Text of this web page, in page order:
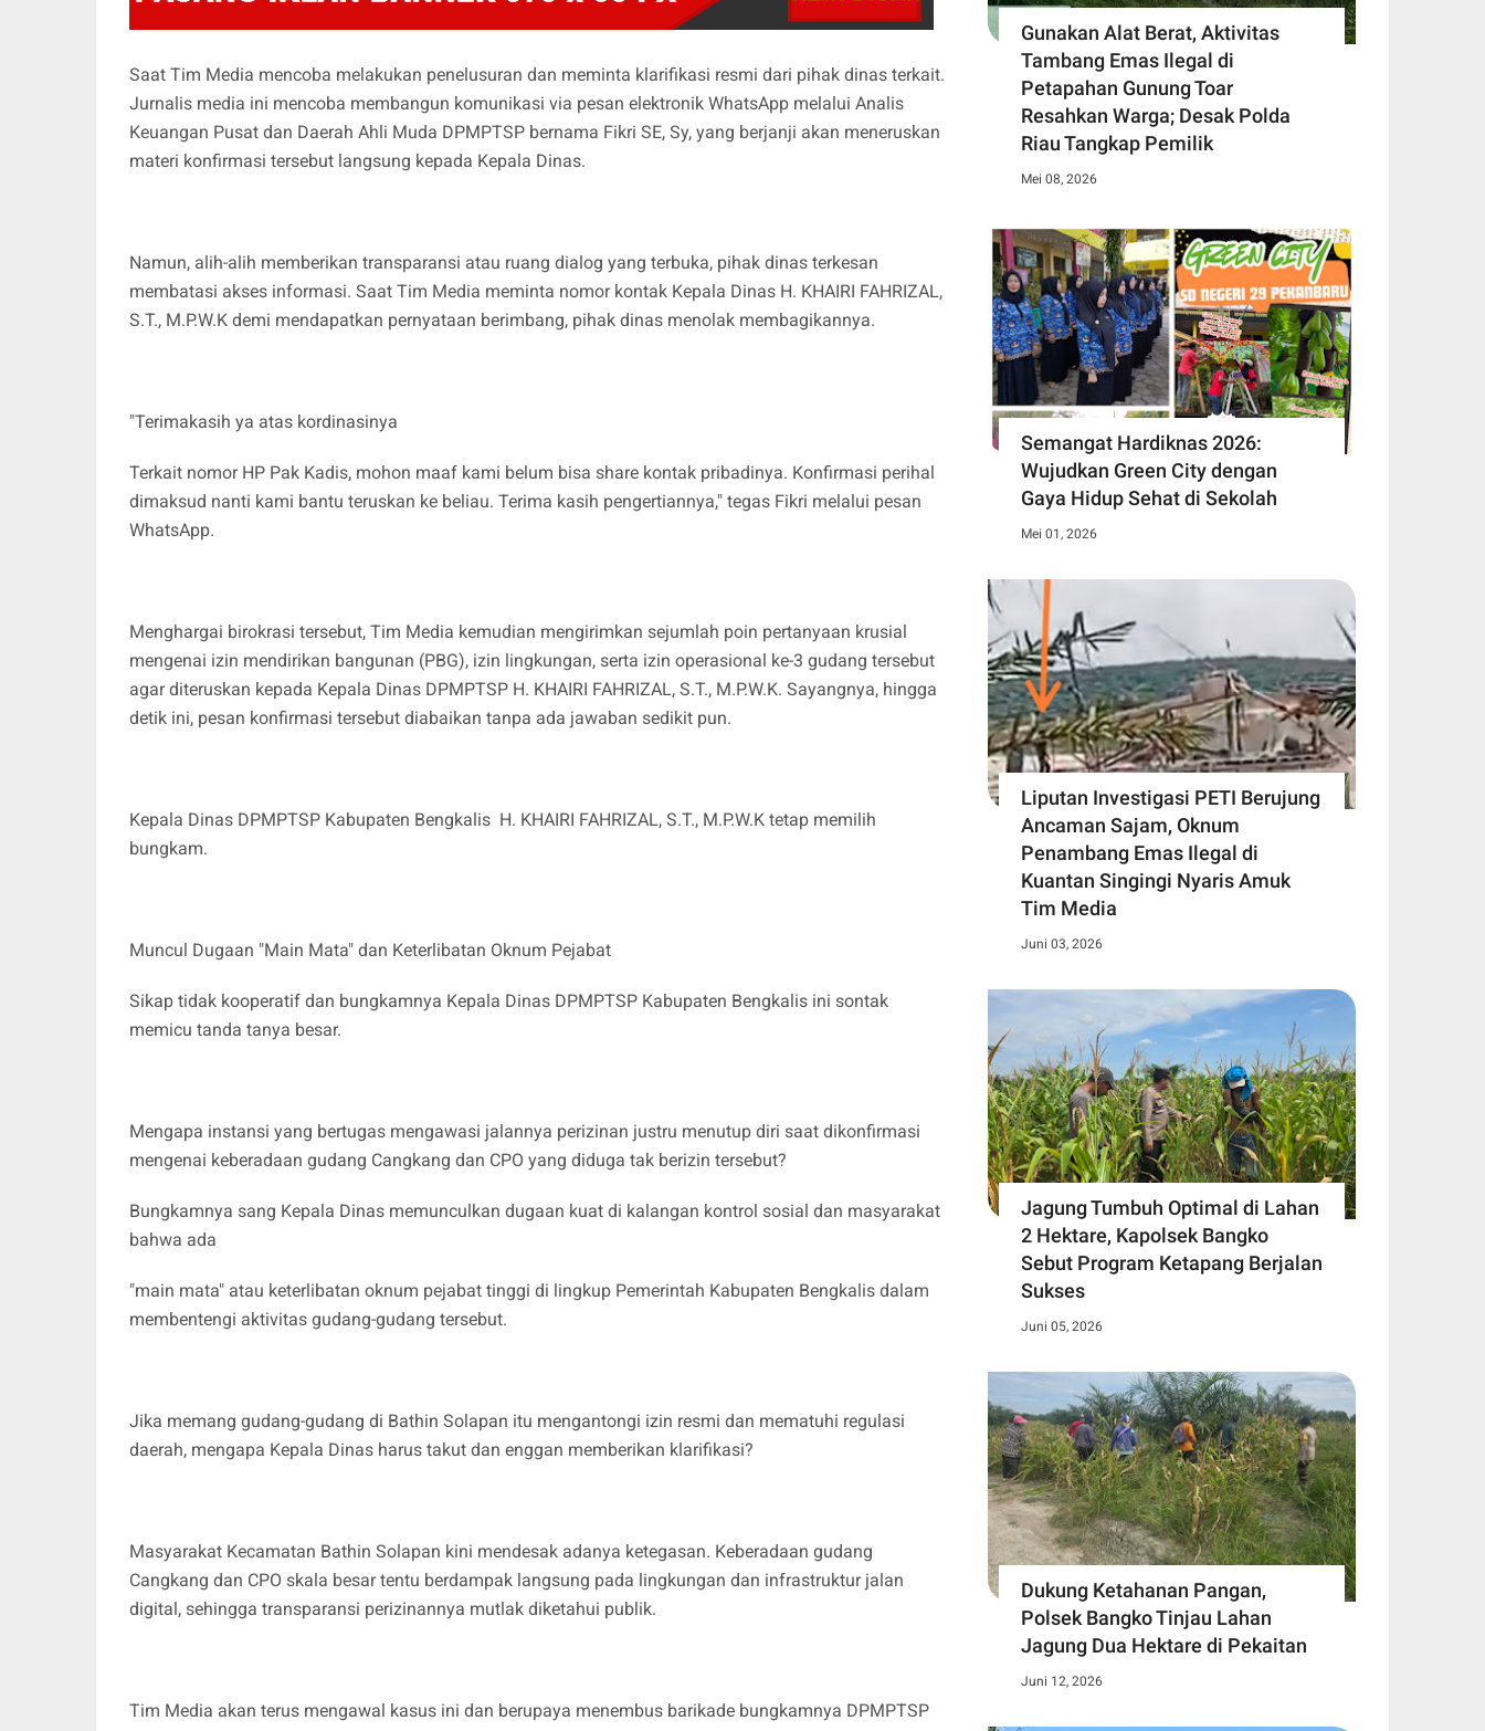
Saat Tim Media mencoba melakukan penelusuran dan meminta klarifikasi resmi dari pihak dinas terkait.
Jurnalis media ini mencoba membangun komunikasi via pesan elektronik WhatsApp melalui Analis
Keuangan Pusat dan Daerah Ahli Muda DPMPTSP bernama Fikri SE, Sy, yang berjanji akan meneruskan
materi konfirmasi tersebut langsung kepada Kepala Dinas.
Namun, alih-alih memberikan transparansi atau ruang dialog yang terbuka, pihak dinas terkesan
membatasi akses informasi. Saat Tim Media meminta nomor kontak Kepala Dinas H. KHAIRI FAHRIZAL,
S.T., M.P.W.K demi mendapatkan pernyataan berimbang, pihak dinas menolak membagikannya.
"Terimakasih ya atas kordinasinya
Terkait nomor HP Pak Kadis, mohon maaf kami belum bisa share kontak pribadinya. Konfirmasi perihal
dimaksud nanti kami bantu teruskan ke beliau. Terima kasih pengertiannya," tegas Fikri melalui pesan
WhatsApp.
Menghargai birokrasi tersebut, Tim Media kemudian mengirimkan sejumlah poin pertanyaan krusial
mengenai izin mendirikan bangunan (PBG), izin lingkungan, serta izin operasional ke-3 gudang tersebut
agar diteruskan kepada Kepala Dinas DPMPTSP H. KHAIRI FAHRIZAL, S.T., M.P.W.K. Sayangnya, hingga
detik ini, pesan konfirmasi tersebut diabaikan tanpa ada jawaban sedikit pun.
Kepala Dinas DPMPTSP Kabupaten Bengkalis H. KHAIRI FAHRIZAL, S.T., M.P.W.K tetap memilih
bungkam.
Muncul Dugaan "Main Mata" dan Keterlibatan Oknum Pejabat
Sikap tidak kooperatif dan bungkamnya Kepala Dinas DPMPTSP Kabupaten Bengkalis ini sontak
memicu tanda tanya besar.
Mengapa instansi yang bertugas mengawasi jalannya perizinan justru menutup diri saat dikonfirmasi
mengenai keberadaan gudang Cangkang dan CPO yang diduga tak berizin tersebut?
Bungkamnya sang Kepala Dinas memunculkan dugaan kuat di kalangan kontrol sosial dan masyarakat
bahwa ada
"main mata" atau keterlibatan oknum pejabat tinggi di lingkup Pemerintah Kabupaten Bengkalis dalam
membentengi aktivitas gudang-gudang tersebut.
Jika memang gudang-gudang di Bathin Solapan itu mengantongi izin resmi dan mematuhi regulasi
daerah, mengapa Kepala Dinas harus takut dan enggan memberikan klarifikasi?
Masyarakat Kecamatan Bathin Solapan kini mendesak adanya ketegasan. Keberadaan gudang
Cangkang dan CPO skala besar tentu berdampak langsung pada lingkungan dan infrastruktur jalan
digital, sehingga transparansi perizinannya mutlak diketahui publik.
Tim Media akan terus mengawal kasus ini dan berupaya menembus barikade bungkamnya DPMPTSP
Gunakan Alat Berat, Aktivitas
Tambang Emas Ilegal di
Petapahan Gunung Toar
Resahkan Warga; Desak Polda
Riau Tangkap Pemilik
Mei 08, 2026
Semangat Hardiknas 2026:
Wujudkan Green City dengan
Gaya Hidup Sehat di Sekolah
Mei 01, 2026
Liputan Investigasi PETI Berujung
Ancaman Sajam, Oknum
Penambang Emas Ilegal di
Kuantan Singingi Nyaris Amuk
Tim Media
Juni 03, 2026
Jagung Tumbuh Optimal di Lahan
2 Hektare, Kapolsek Bangko
Sebut Program Ketapang Berjalan
Sukses
Juni 05, 2026
Dukung Ketahanan Pangan,
Polsek Bangko Tinjau Lahan
Jagung Dua Hektare di Pekaitan
Juni 12, 2026